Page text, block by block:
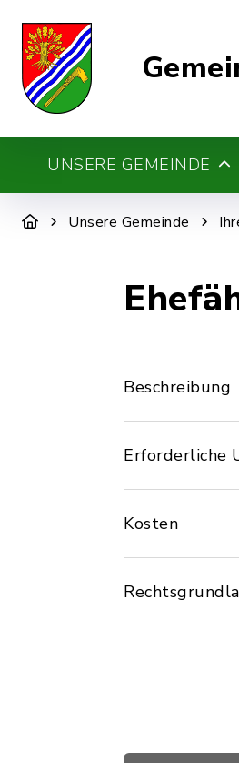
UNSERE GEMEINDE
Unsere Gemeinde
Beschreibung
Erforderliche
Kosten